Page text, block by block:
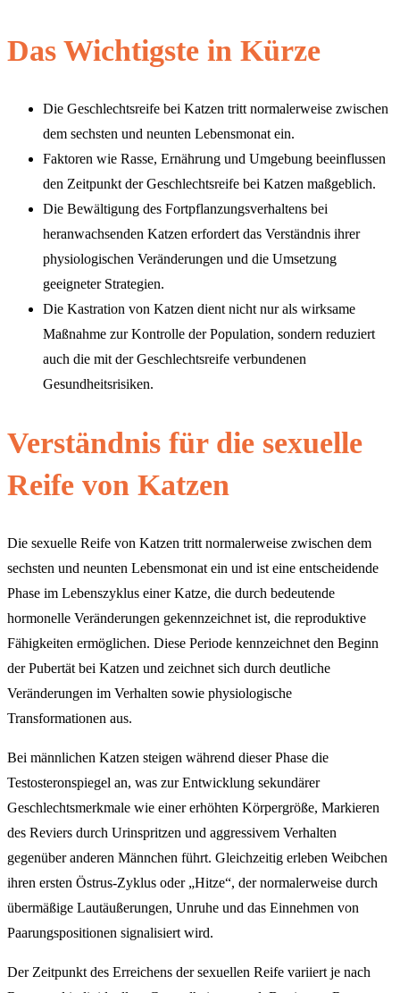
Das Wichtigste in Kürze
Die Geschlechtsreife bei Katzen tritt normalerweise zwischen
dem sechsten und neunten Lebensmonat ein.
Faktoren wie Rasse, Ernährung und Umgebung beeinflussen
den Zeitpunkt der Geschlechtsreife bei Katzen maßgeblich.
Die Bewältigung des Fortpflanzungsverhaltens bei
heranwachsenden Katzen erfordert das Verständnis ihrer
physiologischen Veränderungen und die Umsetzung
geeigneter Strategien.
Die Kastration von Katzen dient nicht nur als wirksame
Maßnahme zur Kontrolle der Population, sondern reduziert
auch die mit der Geschlechtsreife verbundenen
Gesundheitsrisiken.
Verständnis für die sexuelle
Reife von Katzen
Die sexuelle Reife von Katzen tritt normalerweise zwischen dem
sechsten und neunten Lebensmonat ein und ist eine entscheidende
Phase im Lebenszyklus einer Katze, die durch bedeutende
hormonelle Veränderungen gekennzeichnet ist, die reproduktive
Fähigkeiten ermöglichen. Diese Periode kennzeichnet den Beginn
der Pubertät bei Katzen und zeichnet sich durch deutliche
Veränderungen im Verhalten sowie physiologische
Transformationen aus.
Bei männlichen Katzen steigen während dieser Phase die
Testosteronspiegel an, was zur Entwicklung sekundärer
Geschlechtsmerkmale wie einer erhöhten Körpergröße, Markieren
des Reviers durch Urinspritzen und aggressivem Verhalten
gegenüber anderen Männchen führt. Gleichzeitig erleben Weibchen
ihren ersten Östrus-Zyklus oder „Hitze“, der normalerweise durch
übermäßige Lautäußerungen, Unruhe und das Einnehmen von
Paarungspositionen signalisiert wird.
Der Zeitpunkt des Erreichens der sexuellen Reife variiert je nach